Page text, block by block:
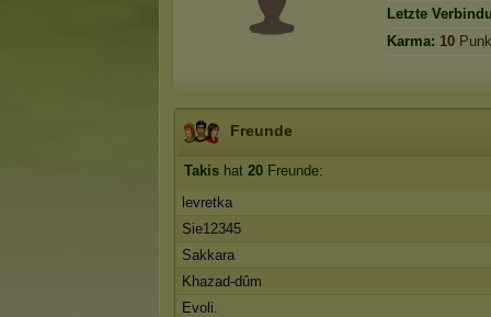
Letzte
Karma: 10
Freunde
Takis hat 20 Freunde:
levretka
Sie12345
Sakkara
Khazad-dûm
Evoli.